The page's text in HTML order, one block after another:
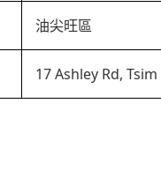
油尖旺區
17 Ashley Rd, Tsim